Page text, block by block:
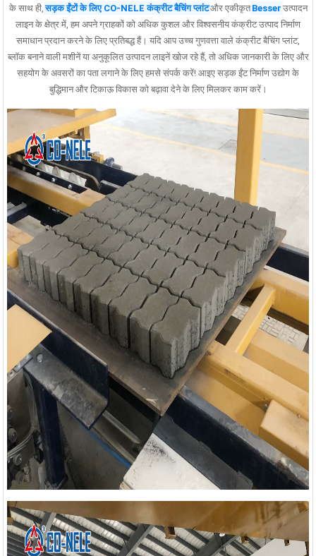
के साथ ही,सड़क ईंटों के लिए CO-NELE कंक्रीट बैचिंग प्लांटऔर एकीकृत Besser उत्पादन
लाइन के क्षेत्र में, हम अपने ग्राहकों को अधिक कुशल और विश्वसनीय कंक्रीट उत्पाद निर्माण
समाधान प्रदान करने के लिए प्रतिबद्ध हैं। यदि आप उच्च गुणवत्ता वाले कंक्रीट बैचिंग प्लांट,
ब्लॉक बनाने वाली मशीनें या अनुकूलित उत्पादन लाइनें खोज रहे हैं, तो अधिक जानकारी के लिए और
सहयोग के अवसरों का पता लगाने के लिए हमसे संपर्क करें! आइए सड़क ईंट निर्माण उद्योग के
बुद्धिमान और टिकाऊ विकास को बढ़ावा देने के लिए मिलकर काम करें।